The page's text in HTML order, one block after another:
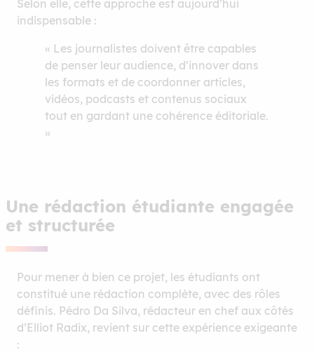
Selon elle, cette approche est aujourd’hui
indispensable :
« Les journalistes doivent être capables
de penser leur audience, d’innover dans
les formats et de coordonner articles,
vidéos, podcasts et contenus sociaux
tout en gardant une cohérence éditoriale.
»
Une rédaction étudiante engagée
et structurée
Pour mener à bien ce projet, les étudiants ont
constitué une rédaction complète, avec des rôles
définis. Pédro Da Silva, rédacteur en chef aux côtés
d’Elliot Radix, revient sur cette expérience exigeante
: